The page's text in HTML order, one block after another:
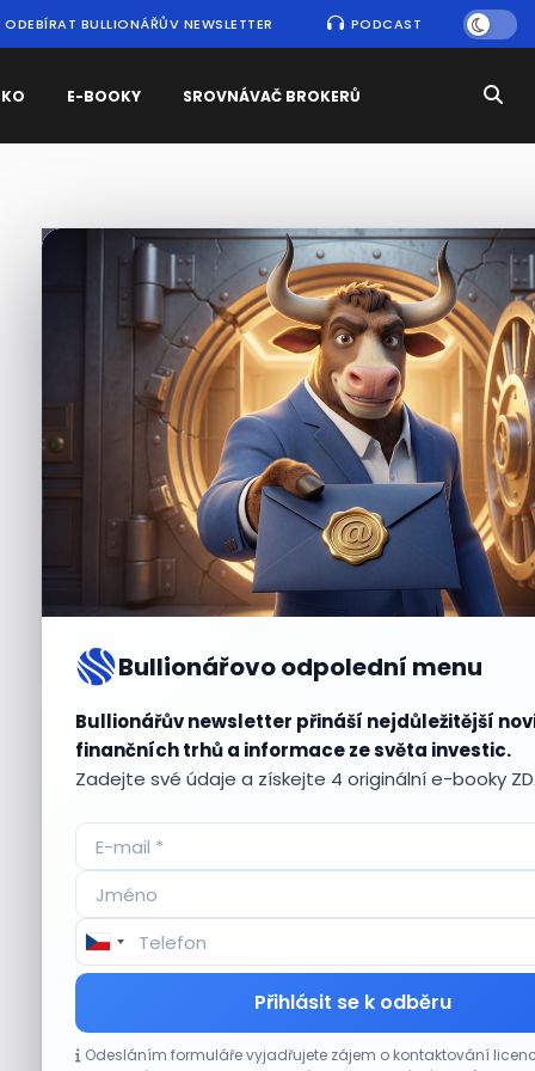
ODEBÍRAT BULLIONÁŘŮV NEWSLETTER PODCAST
E-BOOKY SROVNÁVAČ BROKERŮ
Bullionářovo odpolední menu
Bullionářův newsletter přináší nejdůležitější
finančních trhů a informace ze světa investic.
Zadejte své údaje a získejte 4 originální e-booky
Přihlásit se k odběru
Odesláním formuláře vyjadřujete zájem o kontaktování
Nejčtenějšízprávy
Aktuálnípříležitosti
Plány Starlinku srazily akcie T-Mobile, AT&T